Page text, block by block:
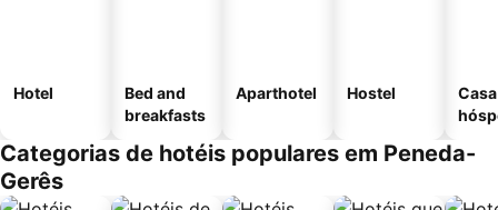
Hotel
Bed and
breakfasts
Aparthotel Hostel
Categorias de hotéis populares em Peneda-
Gerês